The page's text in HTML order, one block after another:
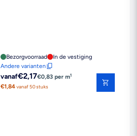
Bezorgvoorraad
In de vestiging
Andere varianten
Reguliere
prijs
vanaf€2,17€0,83 per m1
€1,84vanaf 50 stuks